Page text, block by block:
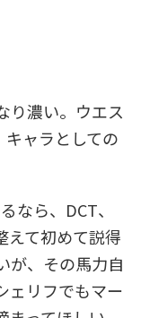
り濃い。ウエス
ャラとしての
なら、DCT、
えて初めて説得
が、その馬力自
ェリフでもマー